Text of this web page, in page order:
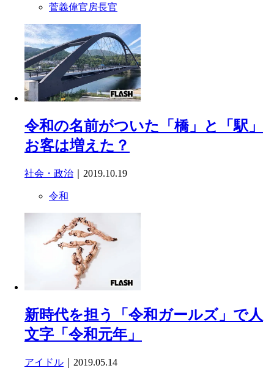
菅義偉官房長官
令和の名前がついた「橋」と「駅」
お客は増えた？
社会・政治 ｜2019.10.19
令和
新時代を担う「令和ガールズ」で人
文字「令和元年」
アイドル ｜2019.05.14